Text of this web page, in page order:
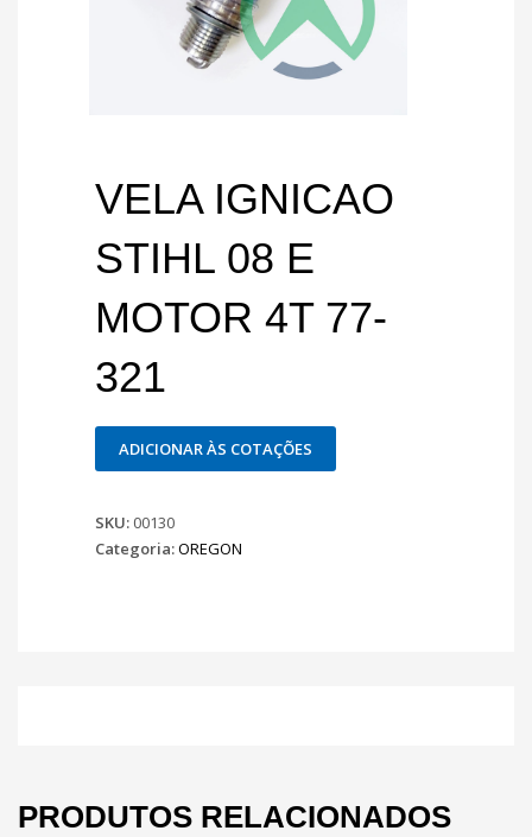
VELA IGNICAO
STIHL 08 E
MOTOR 4T 77-
321
ADICIONAR ÀS COTAÇÕES
SKU: 00130
Categoria:OREGON
PRODUTOS RELACIONADOS